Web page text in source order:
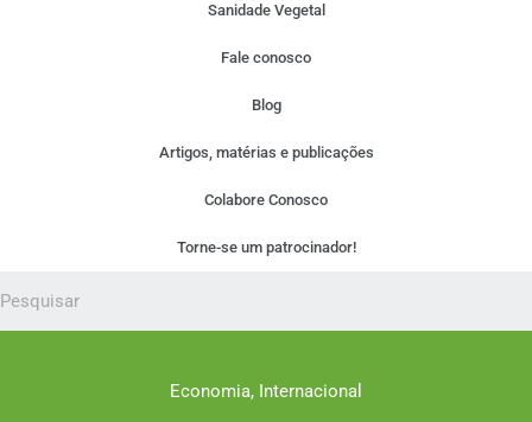
Sanidade Vegetal
Fale conosco
Blog
Artigos, matérias e publicações
Colabore Conosco
Torne-se um patrocinador!
Economia, Internacional